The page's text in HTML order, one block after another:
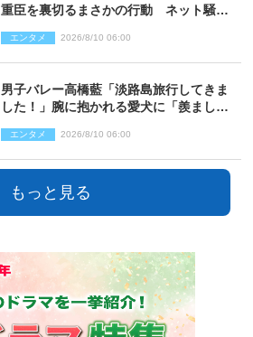
重臣を裏切るまさかの行動 ネット騒然
り）
エンタメ 2026/8/10 06:00
男子バレー高橋藍「淡路島旅行してきま
した！」腕に抱かれる愛犬に「羨まし
エンタメ 2026/8/10 06:00
もっと見る